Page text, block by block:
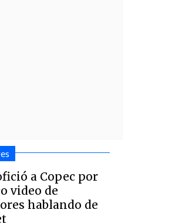
a Copec por
video de
hablando de